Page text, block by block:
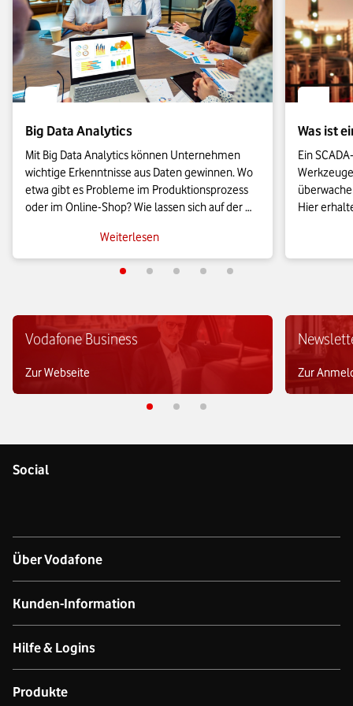
Big Data Analytics
Mit Big Data Analytics können Unternehmen
wichtige Erkenntnisse aus Daten gewinnen. Wo
etwa gibt es Probleme im Produktionsprozess
oder im Online-Shop? Wie lassen sich auf der
Diese und weitere Fragen beantworten Big-
Data-Analyseverfahren.
Weiterlesen
Was ist
Ein
Hier
Vodafone Business
Zur Webseite Zur
Social
Über Vodafone
Über das Unternehmen
Netzabdeckung Mobilfunk
Kunden-Information
Kontakt für Geschäftskund:innen
Hilfe & Logins
Produkt- & technischer Support
Produkte